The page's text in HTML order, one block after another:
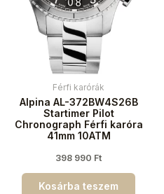
Férfi karórák
Alpina AL-372BW4S26B
Startimer Pilot
Chronograph Férfi karóra
41mm 10ATM
398 990 Ft
Kosárba teszem